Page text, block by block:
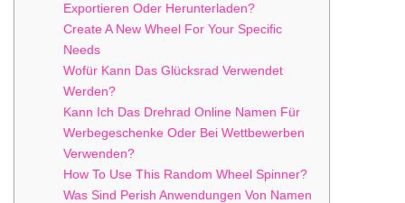
Exportieren Oder Herunterladen?
Create A New Wheel For Your Specific
Needs
Wofür Kann Das Glücksrad Verwendet
Werden?
Kann Ich Das Drehrad Online Namen Für
Werbegeschenke Oder Bei Wettbewerben
Verwenden?
How To Use This Random Wheel Spinner?
Was Sind Perish Anwendungen Von Namen